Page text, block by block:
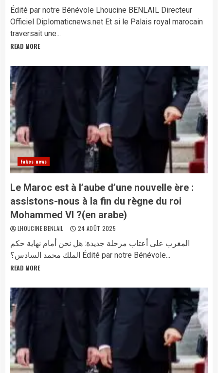
Édité par notre Bénévole Lhoucine BENLAIL Directeur
Officiel Diplomaticnews.net Et si le Palais royal marocain
traversait une...
READ MORE
Fakes news
Le Maroc est à l’aube d’une nouvelle ère :
assistons-nous à la fin du règne du roi
Mohammed VI ?(en arabe)
LHOUCINE BENLAIL 24 AOÛT 2025
المغرب على أعتاب مرحلة جديدة: هل نحن أمام نهاية حكم
الملك محمد السادس؟ Édité par notre Bénévole...
READ MORE